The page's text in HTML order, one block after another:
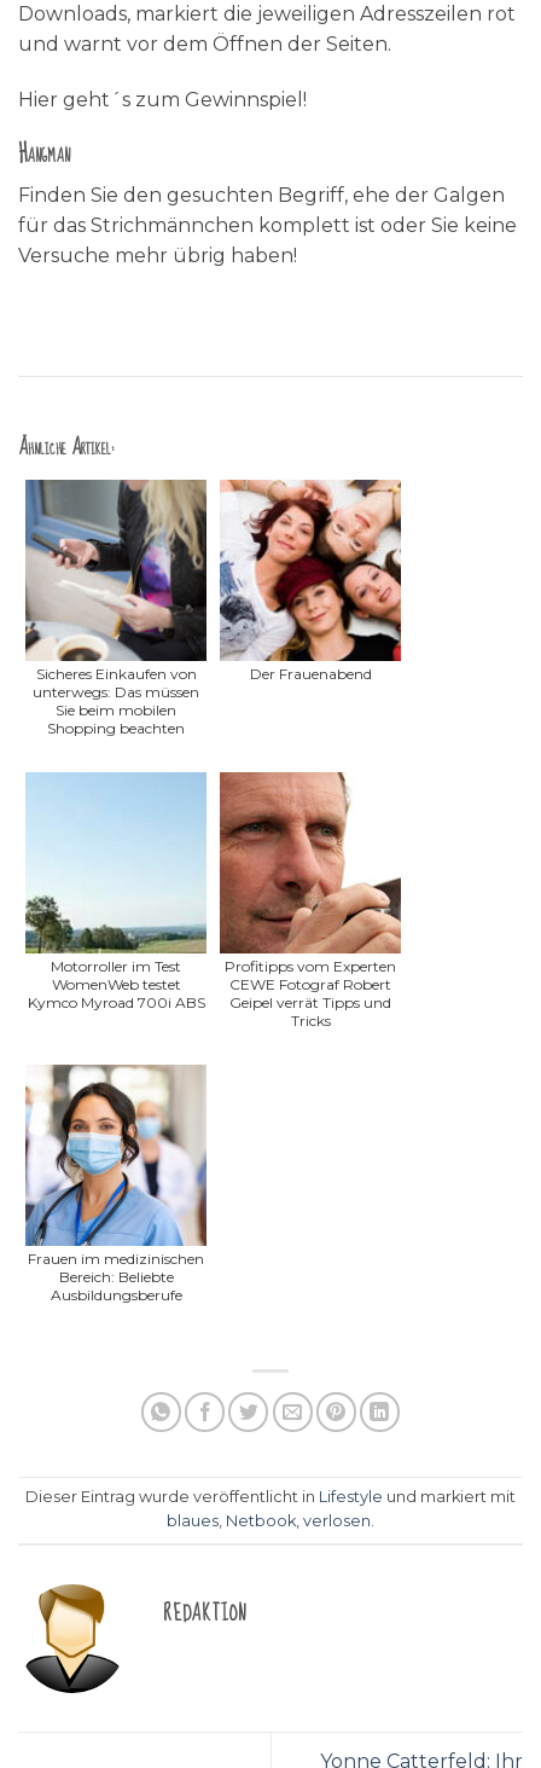
Downloads, markiert die jeweiligen Adresszeilen rot
und warnt vor dem Öffnen der Seiten.
Hier geht´s zum Gewinnspiel!
Hangman
Finden Sie den gesuchten Begriff, ehe der Galgen
für das Strichmännchen komplett ist oder Sie keine
Versuche mehr übrig haben!
Ähnliche Artikel:
Sicheres Einkaufen von
unterwegs: Das müssen
Sie beim mobilen
Shopping beachten
Der Frauenabend
Motorroller im Test
WomenWeb testet
Kymco Myroad 700i ABS
Profitipps vom Experten
CEWE Fotograf Robert
Geipel verrät Tipps und
Tricks
Frauen im medizinischen
Bereich: Beliebte
Ausbildungsberufe
Dieser Eintrag wurde veröffentlicht in Lifestyle und markiert mit
blaues, Netbook, verlosen.
REDAKTION
Yonne Catterfeld: Ihr